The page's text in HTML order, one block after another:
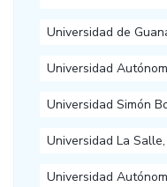
Universidad de
Universidad
Universidad Simón
Universidad La
Universidad